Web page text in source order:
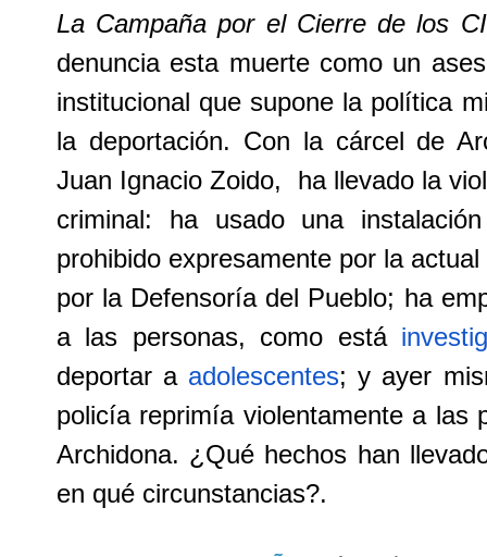
La Campaña por el Cierre de los
denuncia esta muerte como un
institucional que supone la política
la deportación. Con la cárcel de
Juan Ignacio Zoido, ha llevado la
criminal: ha usado una
prohibido expresamente por la
por la Defensoría del Pueblo; ha
a las personas, como está
deportar a adolescentes; y ayer
policía reprimía violentamente a las
Archidona. ¿Qué hechos han
en qué circunstancias?.